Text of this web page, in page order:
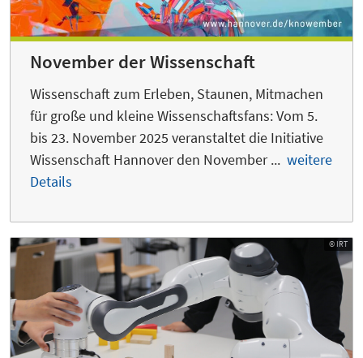
November der Wissenschaft
Wissenschaft zum Erleben, Staunen, Mitmachen
für große und kleine Wissenschaftsfans: Vom 5.
bis 23. November 2025 veranstaltet die Initiative
Wissenschaft Hannover den November ... weitere
Details
© IRT